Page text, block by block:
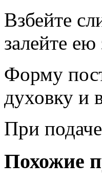
Взбейте
залейте ею
Форму
духовку и
При
Похожие